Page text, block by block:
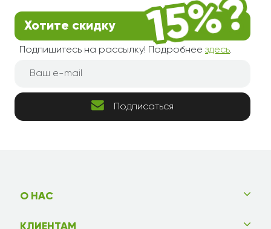
Хотите скидку
Подпишитесь на рассылку! Подробнее здесь.
Подписаться
О НАС
КЛИЕНТАМ